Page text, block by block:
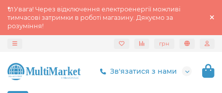
🔌Увага! Через відключення електроенергії можливі
тимчасові затримки в роботі магазину. Дякуємо за
розуміння!
грн
Зв'язатися з нами